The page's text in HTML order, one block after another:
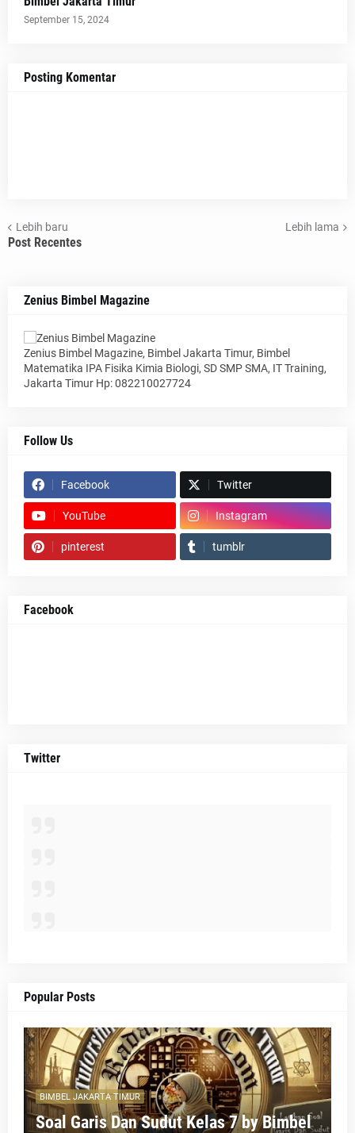
September 15, 2024
Posting Komentar
Lebih baru Lebih lama
Post Recentes
Zenius Bimbel Magazine
Zenius Bimbel Magazine, Bimbel Jakarta Timur, Bimbel
Matematika IPA Fisika Kimia Biologi, SD SMP SMA, IT Training,
Jakarta Timur Hp: 082210027724
Follow Us
Facebook Twitter
YouTube Instagram
pinterest tumblr
Facebook
Twitter
Popular Posts
BIMBEL JAKARTA TIMUR
Soal Garis Dan Sudut Kelas 7 by Bimbel